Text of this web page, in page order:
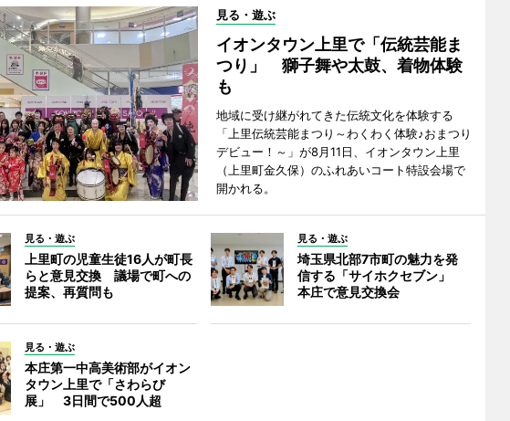
見る・遊ぶ
イオンタウン上里で「伝統芸能ま
つり」 獅子舞や太鼓、着物体験
も
地域に受け継がれてきた伝統文化を体験する
「上里伝統芸能まつり～わくわく体験♪おまつり
デビュー！～」が8月11日、イオンタウン上里
（上里町金久保）のふれあいコート特設会場で
開かれる。
見る・遊ぶ
上里町の児童生徒16人が町長
らと意見交換 議場で町への
提案、再質問も
見る・遊ぶ
埼玉県北部7市町の魅力を発
信する「サイホクセブン」
本庄で意見交換会
見る・遊ぶ
本庄第一中高美術部がイオン
タウン上里で「さわらび
展」 3日間で500人超